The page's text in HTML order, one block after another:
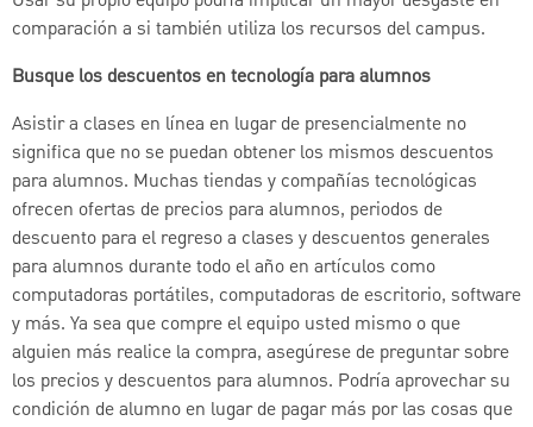
comparación a si también utiliza los recursos del campus.
Busque los descuentos en tecnología para alumnos
Asistir a clases en línea en lugar de presencialmente no
significa que no se puedan obtener los mismos descuentos
para alumnos. Muchas tiendas y compañías tecnológicas
ofrecen ofertas de precios para alumnos, periodos de
descuento para el regreso a clases y descuentos generales
para alumnos durante todo el año en artículos como
computadoras portátiles, computadoras de escritorio, software
y más. Ya sea que compre el equipo usted mismo o que
alguien más realice la compra, asegúrese de preguntar sobre
los precios y descuentos para alumnos. Podría aprovechar su
condición de alumno en lugar de pagar más por las cosas que